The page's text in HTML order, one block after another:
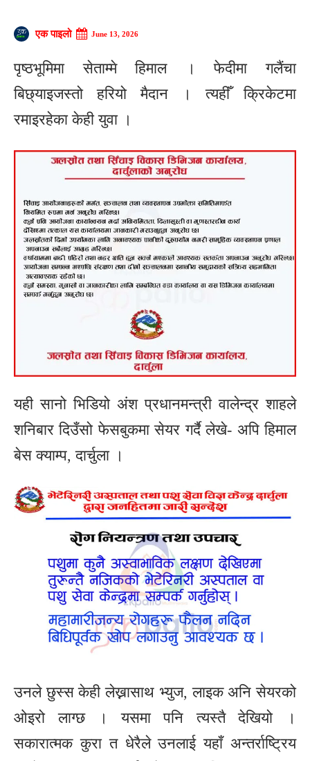
एक पाइलो June 13, 2026
पृष्ठभूमिमा सेताम्मे हिमाल । फेदीमा गलैंचा
बिछ्याइजस्तो हरियो मैदान । त्यहीँ क्रिकेटमा
रमाइरहेका केही युवा ।
यही सानो भिडियो अंश प्रधानमन्त्री वालेन्द्र शाहले
शनिबार दिउँसो फेसबुकमा सेयर गर्दै लेखे- अपि हिमाल
बेस क्याम्प, दार्चुला ।
उनले छुस्स केही लेख्नासाथ भ्युज, लाइक अनि सेयरको
ओइरो लाग्छ । यसमा पनि त्यस्तै देखियो ।
सकारात्मक कुरा त धेरैले उनलाई यहाँ अन्तर्राष्ट्रिय